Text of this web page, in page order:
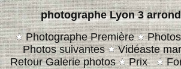
photographe Lyon 3
Photographe Première
Photos suivantes
Vidéaste
Retour Galerie photos
Prix